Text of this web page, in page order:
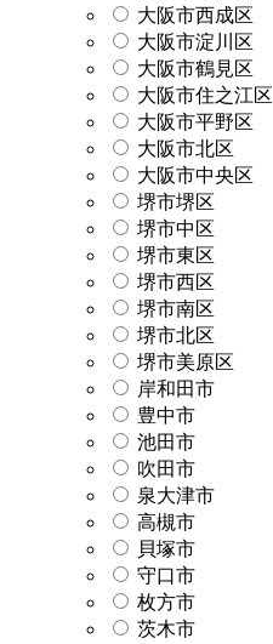
大阪市西成区
大阪市淀川区
大阪市鶴見区
大阪市住之江区
大阪市平野区
大阪市北区
大阪市中央区
堺市堺区
堺市中区
堺市東区
堺市西区
堺市南区
堺市北区
堺市美原区
岸和田市
豊中市
池田市
吹田市
泉大津市
高槻市
貝塚市
守口市
枚方市
茨木市